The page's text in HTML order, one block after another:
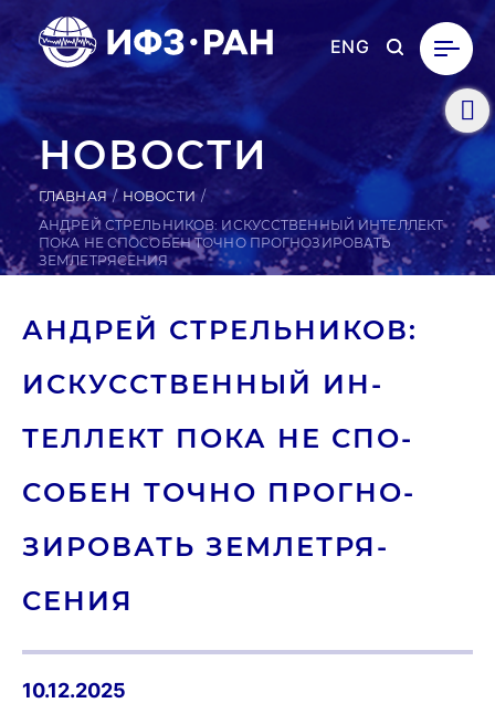
ENG
НОВОСТИ
ГЛАВНАЯ
НОВОСТИ
АНДРЕЙ СТРЕЛЬНИКОВ: ИСКУССТВЕННЫЙ ИНТЕЛЛЕКТ
ПОКА НЕ СПОСОБЕН ТОЧНО ПРОГНОЗИРОВАТЬ
ЗЕМЛЕТРЯСЕНИЯ
АНДРЕЙ СТРЕЛЬ­НИ­КОВ:
ИС­КУСС­ТВЕН­НЫЙ ИН­
ТЕЛЛЕКТ ПОКА НЕ СПО­
СОБЕН ТОЧНО ПРОГ­НО­
ЗИРО­ВАТЬ ЗЕМ­ЛЕТРЯ­
СЕНИЯ
10.12.2025